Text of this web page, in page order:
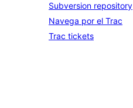
Subversion repository
Navega por el Trac
Trac tickets